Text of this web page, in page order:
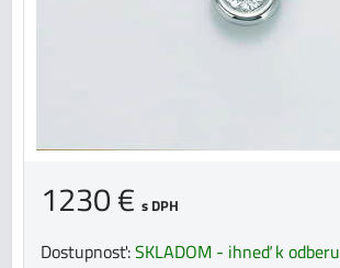
1230 € s DPH
Dostupnosť:SKLADOM - ihneď k odberu